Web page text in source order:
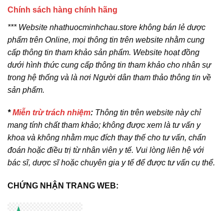
Chính sách hàng chính hãng
*** Website nhathuocminhchau.store không bán lẻ dược
phẩm trên Online, mọi thông tin trên website nhằm cung
cấp thông tin tham khảo sản phẩm. Website hoạt đồng
dưới hình thức cung cấp thông tin tham khảo cho nhân sự
trong hệ thống và là nơi Người dân tham thảo thông tin về
sản phẩm.
*Miễn trừ trách nhiệm: Thông tin trên website này chỉ
mang tính chất tham khảo; không được xem là tư vấn y
khoa và không nhằm mục đích thay thế cho tư vấn, chẩn
đoán hoặc điều trị từ nhân viên y tế. Vui lòng liên hệ với
bác sĩ, dược sĩ hoặc chuyên gia y tế để được tư vấn cụ thể.
CHỨNG NHẬN TRANG WEB: